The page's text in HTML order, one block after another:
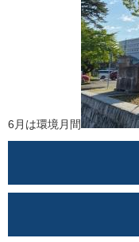
6月は環境月間